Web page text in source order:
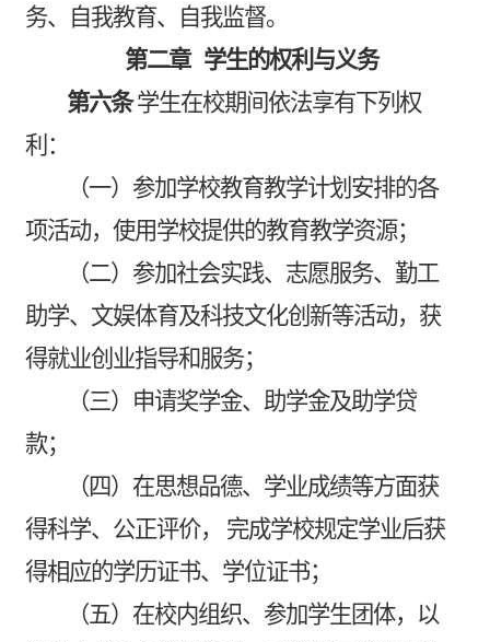
务、自我教育、自我监督。
第二章 学生的权利与义务
第六条 学生在校期间依法享有下列权
利：
（一）参加学校教育教学计划安排的各
项活动，使用学校提供的教育教学资源；
（二）参加社会实践、志愿服务、勤工
助学、文娱体育及科技文化创新等活动，获
得就业创业指导和服务；
（三）申请奖学金、助学金及助学贷
款；
（四）在思想品德、学业成绩等方面获
得科学、公正评价，
完成学校规定学业后获
得相应的学历证书、学位证书；
（五）在校内组织、参加学生团体，以